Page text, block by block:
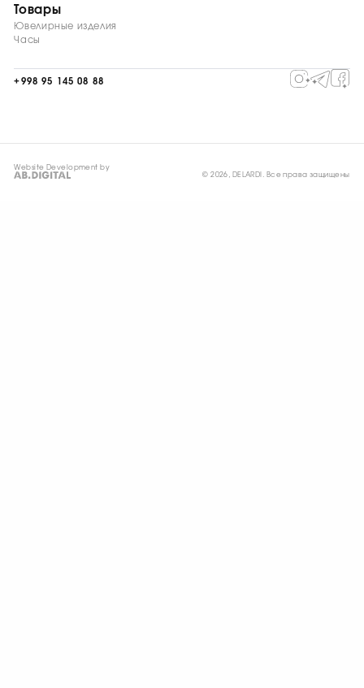
Товары
Ювелирные изделия
Часы
+998 95 145 08 88
Website Development by
© 2026, DELARDI. Все права защищены